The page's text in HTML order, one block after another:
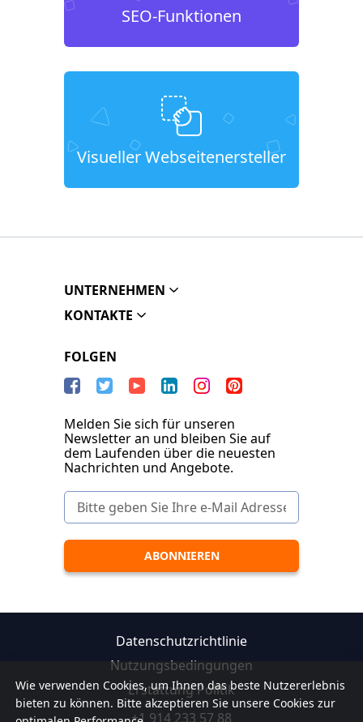
SEO-Funktionen
Visueller Webseitenersteller
Wie verwenden Cookies, um Ihnen das beste Nutzererlebnis
bieten zu können. Bitte akzeptieren Sie unsere Cookies zur
UNTERNEHMEN
KONTAKTE
FOLGEN
Melden Sie sich für unseren
Newsletter an und bleiben Sie auf
dem Laufenden über die neuesten
Nachrichten und Angebote.
Datenschutzrichtlinie
Nutzungsbedingungen
Erstattung Politik
+1 914 233 57 88